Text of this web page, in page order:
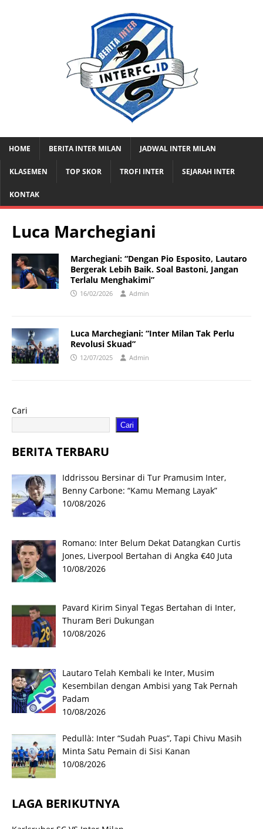
HOME BERITA INTER MILAN JADWAL INTER MILAN
KLASEMEN TOP SKOR TROFI INTER SEJARAH INTER
KONTAK
Luca Marchegiani
Marchegiani: “Dengan Pio Esposito, Lautaro
Bergerak Lebih Baik. Soal Bastoni, Jangan
Terlalu Menghakimi”
16/02/2026 Admin
Luca Marchegiani: “Inter Milan Tak Perlu
Revolusi Skuad”
12/07/2025 Admin
Cari
Cari
BERITA TERBARU
Iddrissou Bersinar di Tur Pramusim Inter,
Benny Carbone: “Kamu Memang Layak”
10/08/2026
Romano: Inter Belum Dekat Datangkan Curtis
Jones, Liverpool Bertahan di Angka €40 Juta
10/08/2026
Pavard Kirim Sinyal Tegas Bertahan di Inter,
Thuram Beri Dukungan
10/08/2026
Lautaro Telah Kembali ke Inter, Musim
Kesembilan dengan Ambisi yang Tak Pernah
Padam
10/08/2026
Pedullà: Inter “Sudah Puas”, Tapi Chivu Masih
Minta Satu Pemain di Sisi Kanan
10/08/2026
LAGA BERIKUTNYA